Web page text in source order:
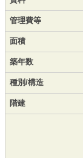
管理費等
面積
築年数
種別/構造
階建